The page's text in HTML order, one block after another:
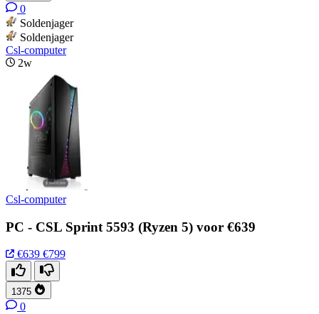
0
Soldenjager
Soldenjager
Csl-computer
2w
Csl-computer
PC - CSL Sprint 5593 (Ryzen 5) voor €639
€639 €799
1375
0